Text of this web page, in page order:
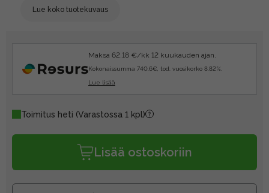
Lue koko tuotekuvaus
Maksa 62.18 €/kk 12 kuukauden ajan.
Kokonaissumma 740.6€, tod. vuosikorko 8.82%.
Lue lisää
Toimitus heti (Varastossa 1 kpl)
Lisää ostoskoriin